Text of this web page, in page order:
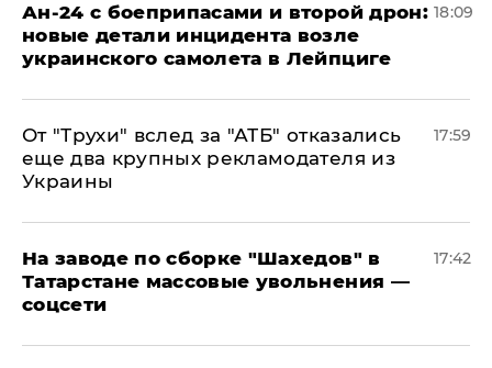
Ан-24 с боеприпасами и второй дрон:
новые детали инцидента возле
украинского самолета в Лейпциге
18:09
От "Трухи" вслед за "АТБ" отказались
еще два крупных рекламодателя из
Украины
17:59
На заводе по сборке "Шахедов" в
Татарстане массовые увольнения —
соцсети
17:42